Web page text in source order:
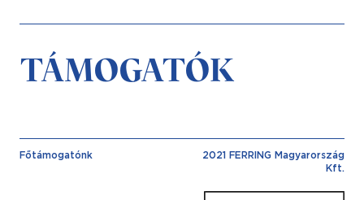
TÁMOGATÓK
Főtámogatónk
2021 FERRING Magyarország
Kft.